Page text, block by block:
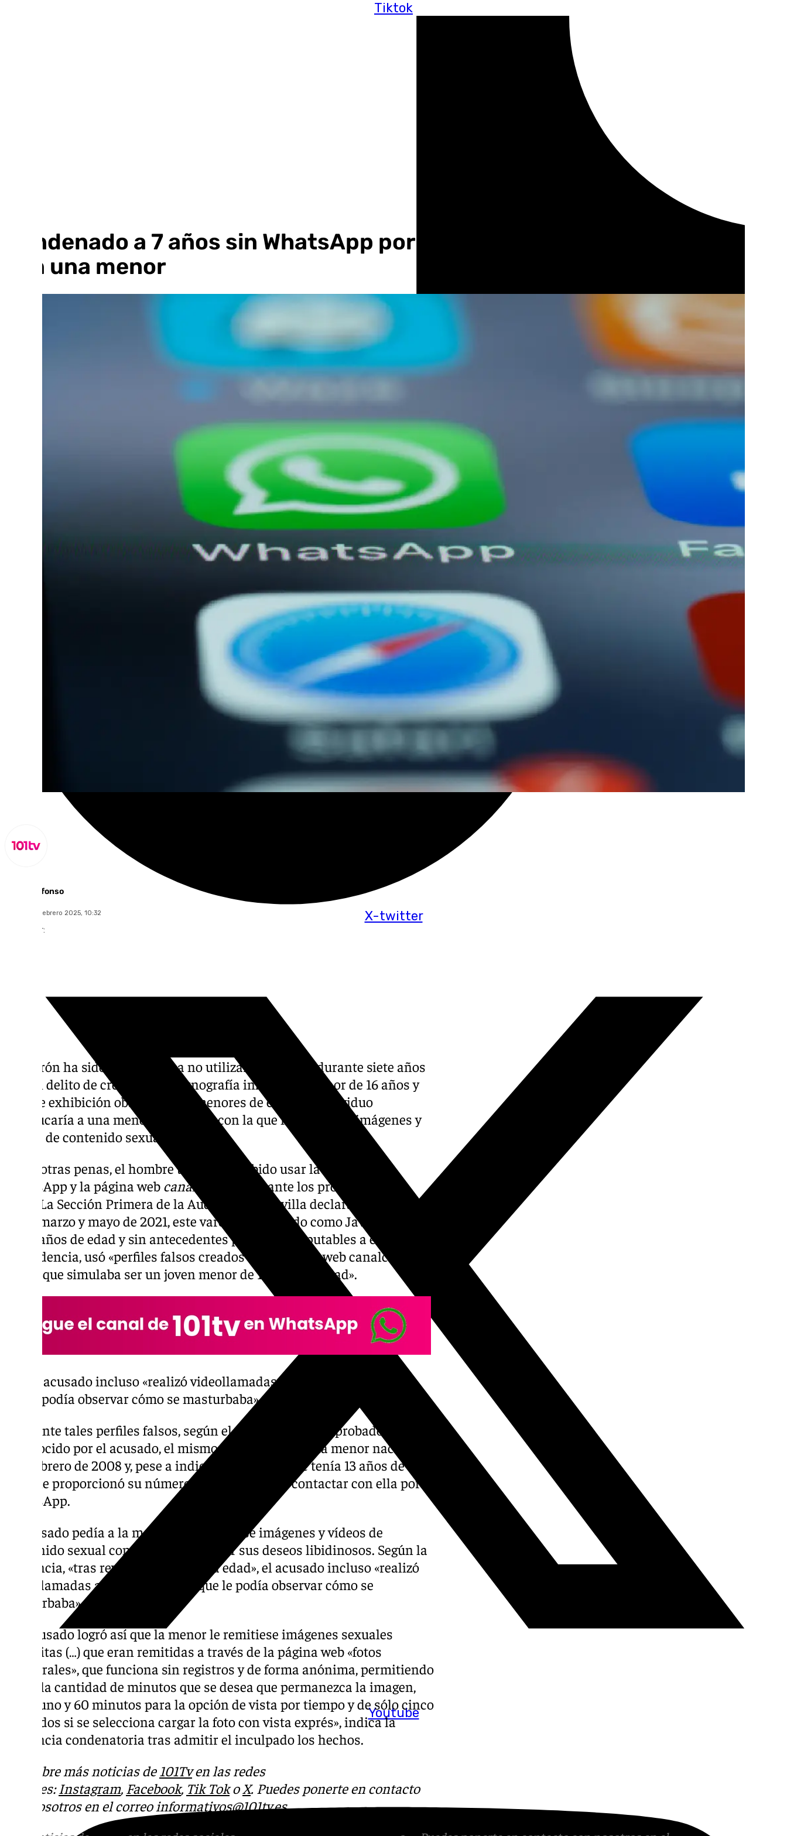
Tiktok
X-twitter
Youtube
Condenado a 7 años sin WhatsApp por intercambiar imágenes sexuales
con una menor
Miguel Alfonso
viernes, 14 febrero 2025, 10:32
Compartir:
Un varón ha sido condenado a no utilizar WhatsApp durante siete años
por un delito de creación de pornografía infantil de menor de 16 años y
otro de exhibición obscena ante menores de edad. El individuo
embaucaría a una menor de 13 años con la que intercambió imágenes y
vídeos de contenido sexual.
Entre otras penas, el hombre tendrá prohibido usar la aplicación
WhatsApp y la página web canalchat.org
durante los próximos siete
años. La Sección Primera de la Audiencia de Sevilla declara probado que
entre marzo y mayo de 2021, este varón identificado como Javier Á.T.G.,
de 49 años de edad y sin antecedentes penales computables a efectos de
reincidencia, usó «perfiles falsos creados en la página web canalchat.org
en los que simulaba ser un joven menor de 15 años de edad».
El acusado incluso «realizó videollamadas a la menor en las que
le podía observar cómo se masturbaba»
Mediante tales perfiles falsos, según el relato de hechos probados
reconocido por el acusado, el mismo «contactó con una menor nacida el
1 de febrero de 2008 y, pese a indicarle la menor que tenía 13 años de
edad, le proporcionó su número de teléfono para contactar con ella por
WhatsApp.
El acusado pedía a la menor que le enviase imágenes y vídeos de
contenido sexual con los que satisfacer sus deseos libidinosos. Según la
sentencia, «tras revelar su verdadera edad», el acusado incluso «realizó
videollamadas a la menor en las que le podía observar cómo se
masturbaba».
«El acusado logró así que la menor le remitiese imágenes sexuales
explícitas (…) que eran remitidas a través de la página web «fotos
temporales», que funciona sin registros y de forma anónima, permitiendo
elegir la cantidad de minutos que se desea que permanezca la imagen,
entre uno y 60 minutos para la opción de vista por tiempo y de sólo cinco
segundos si se selecciona cargar la foto con vista exprés», indica la
sentencia condenatoria tras admitir el inculpado los hechos.
Descubre más noticias de 101Tven las redes
sociales: Instagram, Facebook, Tik Toko X. Puedes ponerte en contacto
con nosotros en el correo informativos@101tv.es